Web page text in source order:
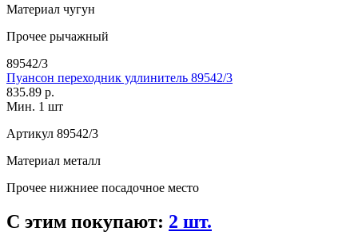
Материал чугун
Прочее рычажный
89542/3
Пуансон переходник удлинитель 89542/3
835.89 р.
Мин. 1 шт
Артикул 89542/3
Материал металл
Прочее нижниее посадочное место
С этим покупают: 2 шт.